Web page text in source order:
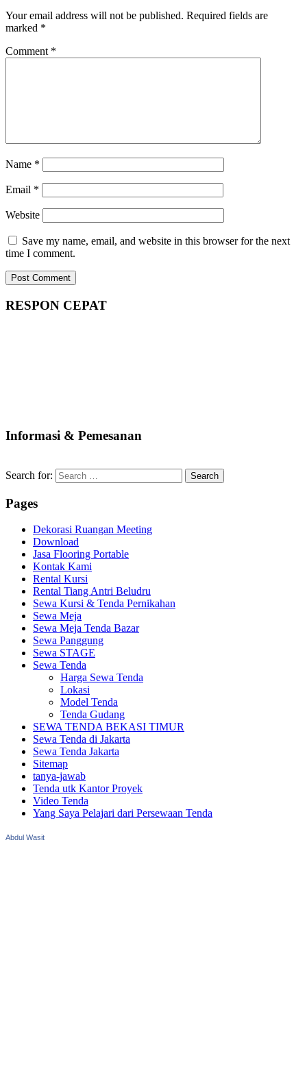
Your email address will not be published. Required fields are
marked *
Comment *
Name *
Email *
Website
Save my name, email, and website in this browser for the next
time I comment.
RESPON CEPAT
Informasi & Pemesanan
Search for:
Pages
Dekorasi Ruangan Meeting
Download
Jasa Flooring Portable
Kontak Kami
Rental Kursi
Rental Tiang Antri Beludru
Sewa Kursi & Tenda Pernikahan
Sewa Meja
Sewa Meja Tenda Bazar
Sewa Panggung
Sewa STAGE
Sewa Tenda
Harga Sewa Tenda
Lokasi
Model Tenda
Tenda Gudang
SEWA TENDA BEKASI TIMUR
Sewa Tenda di Jakarta
Sewa Tenda Jakarta
Sitemap
tanya-jawab
Tenda utk Kantor Proyek
Video Tenda
Yang Saya Pelajari dari Persewaan Tenda
Abdul Wasit